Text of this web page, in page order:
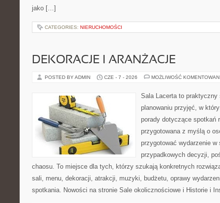
jako […]
CATEGORIES: NIERUCHOMOŚCI
DEKORACJE I ARANŻACJE
POSTED BY ADMIN CZE - 7 - 2026 MOŻLIWOŚĆ
Sala Lacerta to praktyczny
planowaniu przyjęć, w
porady dotyczące spotkań
przygotowana z myślą o
przygotować wydarzenie
przypadkowych decyzji,
chaosu. To miejsce dla tych, którzy szukają konkretnych
sali, menu, dekoracji, atrakcji, muzyki, budżetu, oprawy
spotkania. Nowości na stronie Sale okolicznościowe i Historie i